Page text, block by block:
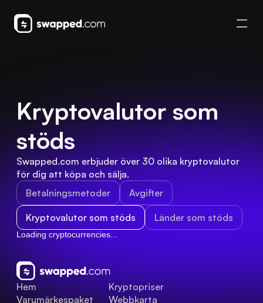
Kryptovalutor som
stöds
Swapped.com erbjuder över 30 olika kryptovalutor
för dig att köpa och sälja.
Betalningsmetoder
Avgifter
Kryptovalutor som stöds Länder som stöds
Loading cryptocurrencies...
Hem
Varumärkespaket
Kryptopriser
Webbkarta